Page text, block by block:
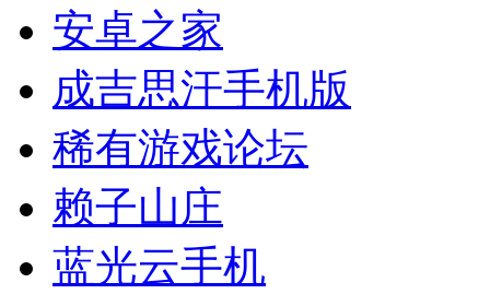
安卓之家
成吉思汗手机版
稀有游戏论坛
赖子山庄
蓝光云手机